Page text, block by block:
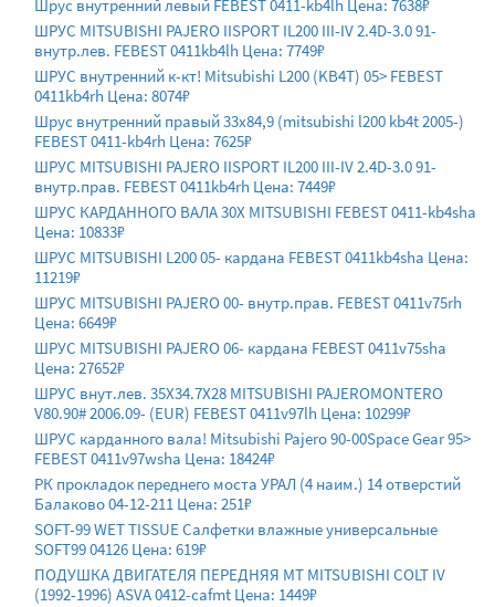
Шрус внутренний левый FEBEST 0411-kb4lh Цена: 7638₽
ШРУС MITSUBISHI PAJERO IISPORT IL200 III-IV 2.4D-3.0 91-
внутр.лев. FEBEST 0411kb4lh Цена: 7749₽
ШРУС внутренний к-кт! Mitsubishi L200 (KB4T) 05> FEBEST
0411kb4rh Цена: 8074₽
Шрус внутренний правый 33x84,9 (mitsubishi l200 kb4t 2005-)
FEBEST 0411-kb4rh Цена: 7625₽
ШРУС MITSUBISHI PAJERO IISPORT IL200 III-IV 2.4D-3.0 91-
внутр.прав. FEBEST 0411kb4rh Цена: 7449₽
ШРУС КАРДАННОГО ВАЛА 30X MITSUBISHI FEBEST 0411-kb4sha
Цена: 10833₽
ШРУС MITSUBISHI L200 05- кардана FEBEST 0411kb4sha Цена:
11219₽
ШРУС MITSUBISHI PAJERO 00- внутр.прав. FEBEST 0411v75rh
Цена: 6649₽
ШРУС MITSUBISHI PAJERO 06- кардана FEBEST 0411v75sha
Цена: 27652₽
ШРУС внут.лев. 35X34.7X28 MITSUBISHI PAJEROMONTERO
V80.90# 2006.09- (EUR) FEBEST 0411v97lh Цена: 10299₽
ШРУС карданного вала! Mitsubishi Pajero 90-00Space Gear 95>
FEBEST 0411v97wsha Цена: 18424₽
РК прокладок переднего моста УРАЛ (4 наим.) 14 отверстий
Балаково 04-12-211 Цена: 251₽
SOFT-99 WET TISSUE Салфетки влажные универсальные
SOFT99 04126 Цена: 619₽
ПОДУШКА ДВИГАТЕЛЯ ПЕРЕДНЯЯ MT MITSUBISHI COLT IV
(1992-1996) ASVA 0412-cafmt Цена: 1449₽